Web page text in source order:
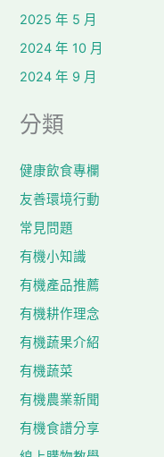
2025 年 5 月
2024 年 10 月
2024 年 9 月
分類
健康飲食專欄
友善環境行動
常見問題
有機小知識
有機產品推薦
有機耕作理念
有機蔬果介紹
有機蔬菜
有機農業新聞
有機食譜分享